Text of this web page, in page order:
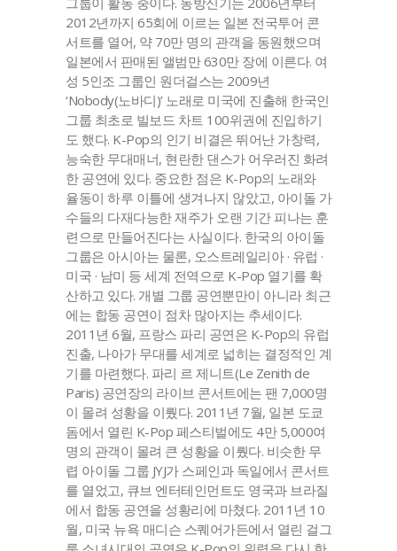
2012년까지 65회에 이르는 일본 전국투어 콘
서트를 열어, 약 70만 명의 관객을 동원했으며
일본에서 판매된 앨범만 630만 장에 이른다. 여
성 5인조 그룹인 원더걸스는 2009년
‘Nobody(노바디)’ 노래로 미국에 진출해 한국인
그룹 최초로 빌보드 차트 100위권에 진입하기
도 했다. K-Pop의 인기 비결은 뛰어난 가창력,
능숙한 무대매너, 현란한 댄스가 어우러진 화려
한 공연에 있다. 중요한 점은 K-Pop의 노래와
율동이 하루 이틀에 생겨나지 않았고, 아이돌 가
수들의 다재다능한 재주가 오랜 기간 피나는 훈
련으로 만들어진다는 사실이다. 한국의 아이돌
그룹은 아시아는 물론, 오스트레일리아 · 유럽 ·
미국 · 남미 등 세계 전역으로 K-Pop 열기를 확
산하고 있다. 개별 그룹 공연뿐만이 아니라 최근
에는 합동 공연이 점차 많아지는 추세이다.
2011년 6월, 프랑스 파리 공연은 K-Pop의 유럽
진출, 나아가 무대를 세계로 넓히는 결정적인 계
기를 마련했다. 파리 르 제니트(Le Zenith de
Paris) 공연장의 라이브 콘서트에는 팬 7,000명
이 몰려 성황을 이뤘다. 2011년 7월, 일본 도쿄
돔에서 열린 K-Pop 페스티벌에도 4만 5,000여
명의 관객이 몰려 큰 성황을 이뤘다. 비슷한 무
렵 아이돌 그룹 JYJ가 스페인과 독일에서 콘서트
를 열었고, 큐브 엔터테인먼트도 영국과 브라질
에서 합동 공연을 성황리에 마쳤다. 2011년 10
월, 미국 뉴욕 매디슨 스퀘어가든에서 열린 걸그